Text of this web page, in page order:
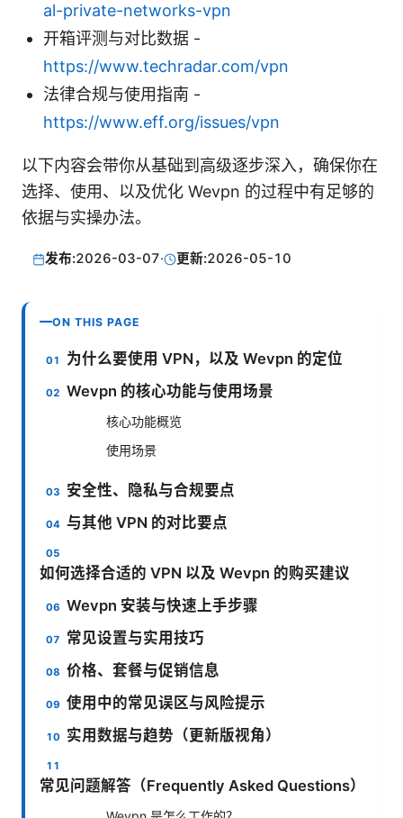
al-private-networks-vpn
开箱评测与对比数据 -
https://www.techradar.com/vpn
法律合规与使用指南 -
https://www.eff.org/issues/vpn
以下内容会带你从基础到高级逐步深入，确保你在
选择、使用、以及优化 Wevpn 的过程中有足够的
依据与实操办法。
发布:2026-03-07· 更新:2026-05-10
ON THIS PAGE
为什么要使用 VPN，以及 Wevpn 的定位
Wevpn 的核心功能与使用场景
核心功能概览
使用场景
安全性、隐私与合规要点
与其他 VPN 的对比要点
如何选择合适的 VPN 以及 Wevpn 的购买建议
Wevpn 安装与快速上手步骤
常见设置与实用技巧
价格、套餐与促销信息
使用中的常见误区与风险提示
实用数据与趋势（更新版视角）
常见问题解答（Frequently Asked Questions）